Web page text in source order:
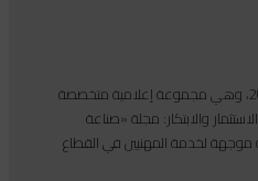
تأسست مجموعة إندوستريكوم عام 2013، وهي مجموعة إعلامية متخصصة
والابتكار: مجلة «صناعة
موجهة لخدمة المهنيين في القطاع